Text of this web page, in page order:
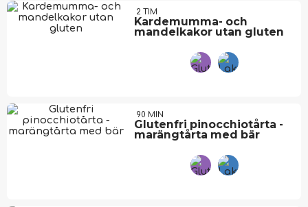
2 TIM
Kardemumma- och
mandelkakor utan gluten
90 MIN
Glutenfri pinocchiotårta -
marängtårta med bär